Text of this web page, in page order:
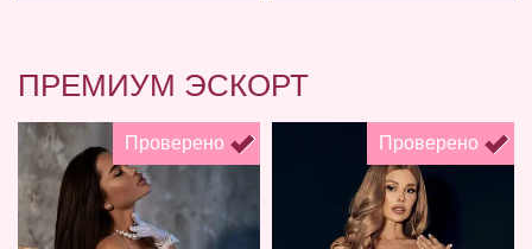
ПРЕМИУМ ЭСКОРТ
Проверено Проверено